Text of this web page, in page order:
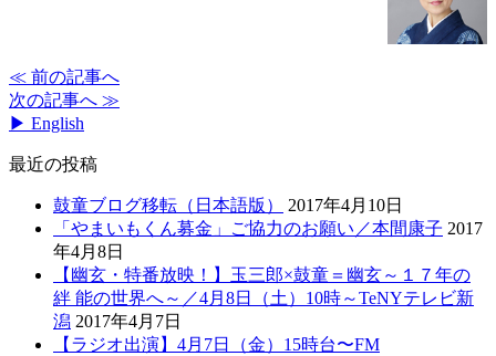
≪ 前の記事へ
次の記事へ ≫
▶ English
最近の投稿
鼓童ブログ移転（日本語版）
2017年4月10日
「やまいもくん募金」ご協力のお願い／本間康子 2017
年4月8日
【幽玄・特番放映！】玉三郎×鼓童＝幽玄～１７年の
絆 能の世界へ～／4月8日（土）10時～TeNYテレビ新
潟 2017年4月7日
【ラジオ出演】4月7日（金）15時台〜FM